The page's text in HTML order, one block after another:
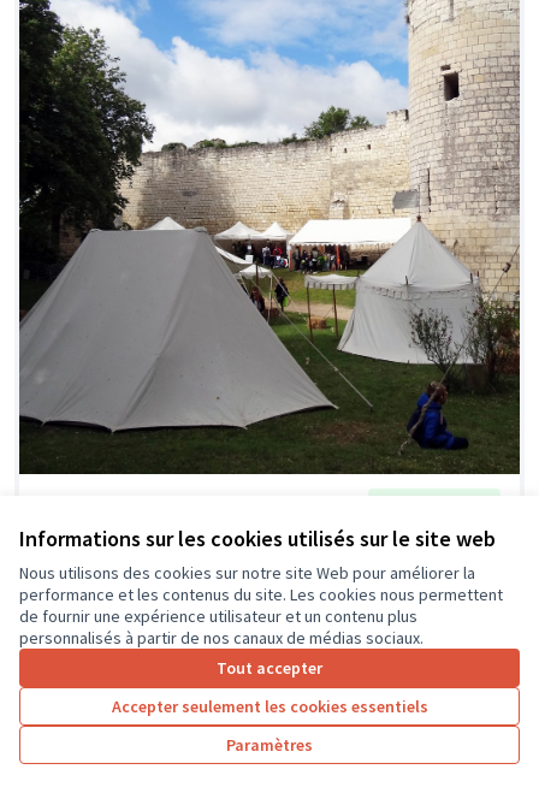
Informations sur les cookies utilisés sur le site web
Nous utilisons des cookies sur notre site Web pour améliorer la
performance et les contenus du site. Les cookies nous permettent
de fournir une expérience utilisateur et un contenu plus
personnalisés à partir de nos canaux de médias sociaux.
Tout accepter
Accepter seulement les cookies essentiels
Paramètres
pédagogique
vote
Regards sur mon patrimoine
0 0